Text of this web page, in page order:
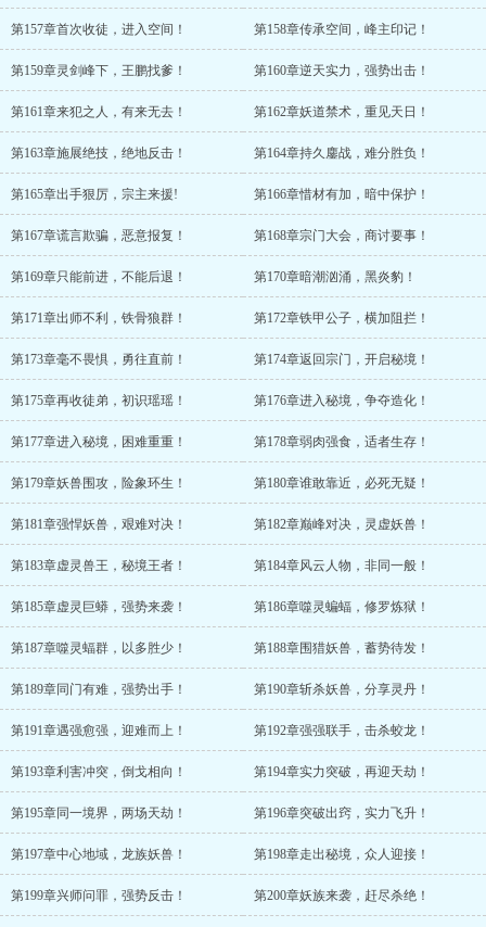
第157章首次收徒，进入空间！ 第158章传承空间，峰主印记！
第159章灵剑峰下，王鹏找爹！ 第160章逆天实力，强势出击！
第161章来犯之人，有来无去！ 第162章妖道禁术，重见天日！
第163章施展绝技，绝地反击！ 第164章持久鏖战，难分胜负！
第165章出手狠厉，宗主来援! 第166章惜材有加，暗中保护！
第167章谎言欺骗，恶意报复！ 第168章宗门大会，商讨要事！
第169章只能前进，不能后退！ 第170章暗潮汹涌，黑炎豹！
第171章出师不利，铁骨狼群！ 第172章铁甲公子，横加阻拦！
第173章毫不畏惧，勇往直前！ 第174章返回宗门，开启秘境！
第175章再收徒弟，初识瑶瑶！ 第176章进入秘境，争夺造化！
第177章进入秘境，困难重重！ 第178章弱肉强食，适者生存！
第179章妖兽围攻，险象环生！ 第180章谁敢靠近，必死无疑！
第181章强悍妖兽，艰难对决！ 第182章巅峰对决，灵虚妖兽！
第183章虚灵兽王，秘境王者！ 第184章风云人物，非同一般！
第185章虚灵巨蟒，强势来袭！ 第186章噬灵蝙蝠，修罗炼狱！
第187章噬灵蝠群，以多胜少！ 第188章围猎妖兽，蓄势待发！
第189章同门有难，强势出手！ 第190章斩杀妖兽，分享灵丹！
第191章遇强愈强，迎难而上！ 第192章强强联手，击杀蛟龙！
第193章利害冲突，倒戈相向！ 第194章实力突破，再迎天劫！
第195章同一境界，两场天劫！ 第196章突破出窍，实力飞升！
第197章中心地域，龙族妖兽！ 第198章走出秘境，众人迎接！
第199章兴师问罪，强势反击！ 第200章妖族来袭，赶尽杀绝！